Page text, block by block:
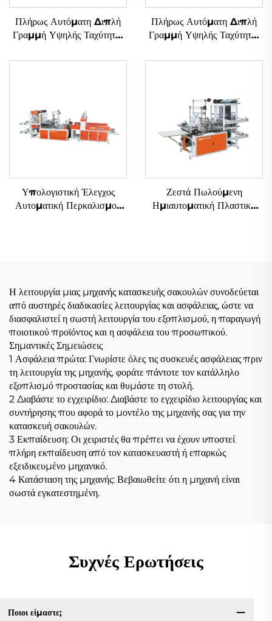
Πλήρως Αυτόματη Διπλή
Γραμμή Υψηλής Ταχύτητας
από Πλαστικά με Εικόνα T-
Πλήρως Αυτόματη Διπλή
Γραμμή Υψηλής Ταχύτητας
από Πλαστικά με Εικόνα T-
Υπολογιστική Έλεγχος
Αυτοματική Περκαλισμού
Ζεστά Πωλούμενη
Ημιαυτοματική Πλαστική
Η λειτουργία μιας μηχανής κατασκευής σακουλών συνοδεύεται
από αυστηρές διαδικασίες λειτουργίας και ασφάλειας, ώστε να
διασφαλιστεί η σωστή λειτουργία του εξοπλισμού, η παραγωγή
ποιοτικού προϊόντος και η ασφάλεια του προσωπικού.
Σημαντικές Σημειώσεις
1 Ασφάλεια πρώτα: Γνωρίστε όλες τις συσκευές ασφάλειας πριν
τη λειτουργία της μηχανής, φοράτε πάντοτε τον κατάλληλο
εξοπλισμό προστασίας και θυμάστε τη στολή.
2 Διαβάστε το εγχειρίδιο: Διαβάστε το εγχειρίδιο λειτουργίας και
συντήρησης που αφορά το μοντέλο της μηχανής σας για την
κατασκευή σακουλών.
3 Εκπαίδευση: Οι χειριστές θα πρέπει να έχουν υποστεί
πλήρη εκπαίδευση από τον κατασκευαστή ή επαρκώς
εξειδικευμένο μηχανικό.
4 Κατάσταση της μηχανής: Βεβαιωθείτε ότι η μηχανή είναι
σωστά εγκατεστημένη.
Συχνές Ερωτήσεις
Ποιοι είμαστε;